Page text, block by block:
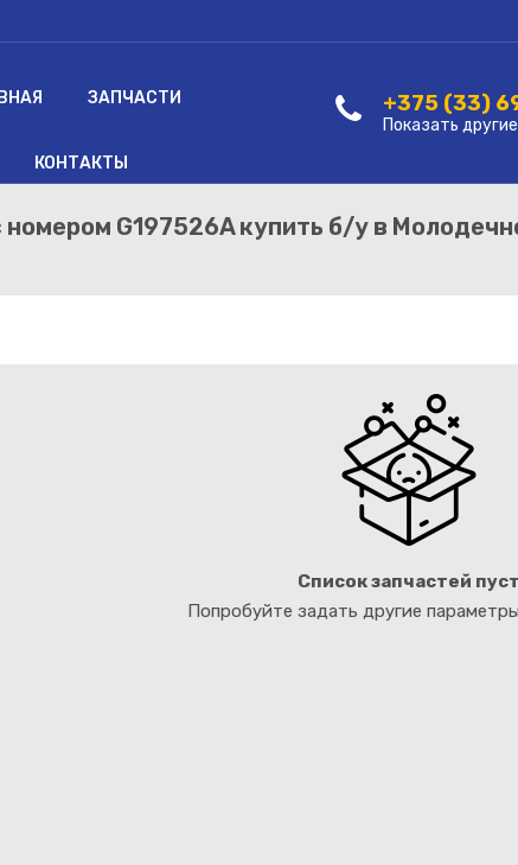
ЗАПЧАСТИ
КОНТАКТЫ
+375 (33)
Показать
G197526A купить б/у в
Список запчастей пуст
Попробуйте задать другие